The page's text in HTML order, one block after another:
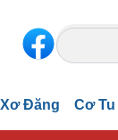
Xơ Đăng Cơ Tu